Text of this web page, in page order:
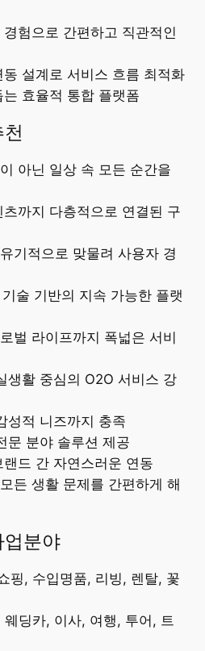
험으로 간편하고 직관적인
설계로 서비스 흐름 최적화
는 효율적 통합 플랫폼
아닌 일상 속 모든 순간을
츠까지 다층적으로 연결된 구
기적으로 맞물려 사용자 경
기술 기반의 지속 가능한 플랫
벌 라이프까지 폭넓은 서비
생활 중심의 O2O 서비스 강
성적 니즈까지 충족
문 분야 솔루션 제공
드 간 자연스러운 연동
든 생활 문제를 간편하게 해
업분야
핑, 수입명품, 리빙, 렌탈, 꽃
웨딩카, 이사, 여행, 투어, 트